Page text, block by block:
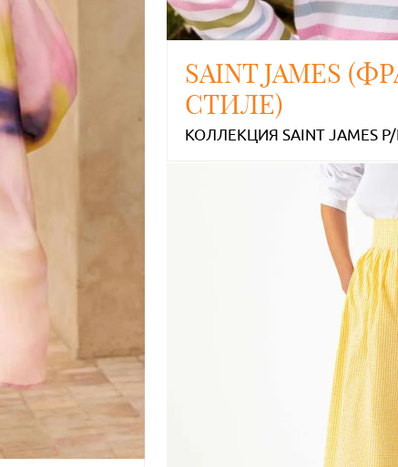
SAINT JAMES
СТИЛЕ)
КОЛЛЕКЦИЯ SAINT JAMES